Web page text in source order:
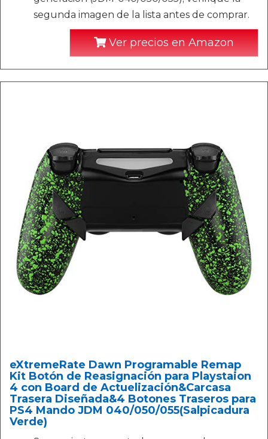
segunda imagen de la lista antes de comprar.
Ver precios en Amazon
eXtremeRate Dawn Programable Remap
Kit Botón de Reasignación para Playstaion
4 con Board de Actuelización&Carcasa
Trasera Diseñada&4 Botones Traseros para
PS4 Mando JDM 040/050/055(Salpicadura
Verde)